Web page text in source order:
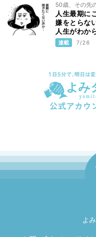
帯留め（三）
10/24
帯留め（一
50歳、その先
人生最期に
嫌をとらな
人生がわか
連載 7/26
よ